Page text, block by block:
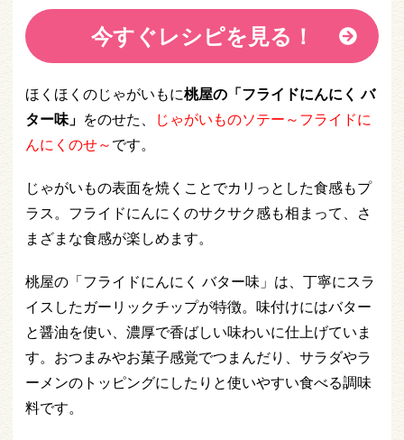
今すぐレシピを見る！
ほくほくのじゃがいもに桃屋の「フライドにんにく バ
ター味」 をのせた、
じゃがいものソテー～フライドに
んにくのせ～です。
じゃがいもの表面を焼くことでカリっとした食感もプ
ラス。フライドにんにくのサクサク感も相まって、さ
まざまな食感が楽しめます。
桃屋の「フライドにんにく バター味」は、丁寧にスラ
イスしたガーリックチップが特徴。味付けにはバター
と醤油を使い、濃厚で香ばしい味わいに仕上げていま
す。おつまみやお菓子感覚でつまんだり、サラダやラ
ーメンのトッピングにしたりと使いやすい食べる調味
料です。